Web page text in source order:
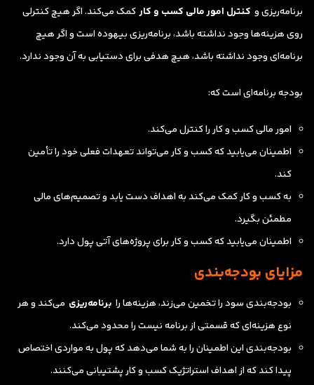
برنامه‌ریزی و کنترل امور مالی کسب و کار کمک می‌کند. اگر هیچ کنترلی
روی هزینه‌ها وجود نداشته باشد، برنامه‌ریزی بیهوده است و اگر هیچ
برنامه‌ای وجود نداشته باشد، هیچ هدفی برای دستیابی به آن وجود ندارد.
بودجه برنامه‌ای است که:
امور مالی کسب و کار را کنترل می‌کند.
اطمینان می‌یابید که کسب و کار می‌تواند تعهدات فعلی خود را تأمین
کند.
به کسب و کار کمک می‌کند به اهداف دست یابد و تصمیم‌های مالی
مطمئن بگیرد.
اطمینان می‌یابید که کسب و کار برای پروژه‌های آتی پول دارد.
مزایای بودجه‌بندی
بودجه‌بندی سود را تخمین می‌زند، هزینه‌ها را برنامه‌ریزی می‌کند و هر
نوع هزینه‌ای که قسمتی از برنامه نیست را محدود می‌کند.
بودجه‌بندی این اطمینان را به شما می‌دهد که پول به مواردی اختصاص
پیدا کند که از اهداف استراتژیک کسب و کار پشتیبانی می‌کنند.